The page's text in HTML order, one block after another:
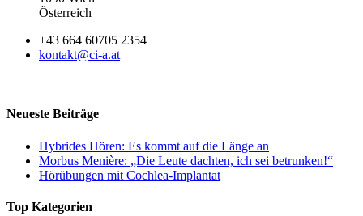
Österreich
+43 664 60705 2354
kontakt@ci-a.at
Neueste Beiträge
Hybrides Hören: Es kommt auf die Länge an
Morbus Menière: „Die Leute dachten, ich sei betrunken!“
Hörübungen mit Cochlea-Implantat
Top Kategorien